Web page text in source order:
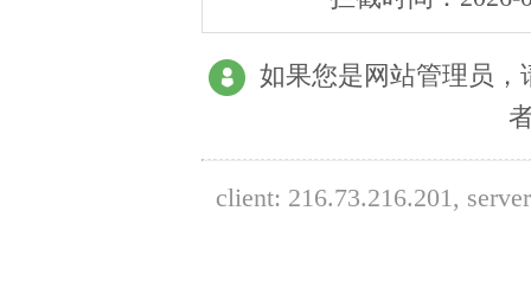
如果您是网站管理员
client: 216.73.216.201 ,